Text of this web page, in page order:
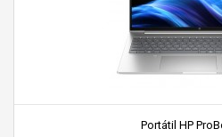
Portátil HP